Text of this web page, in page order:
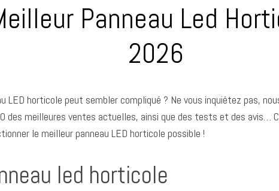
Panneau Led
2026
horticole peut sembler compliqué ? Ne vous inquiétez pas,
des meilleures ventes actuelles, ainsi que des tests et des avis…
le meilleur panneau LED horticole possible !
led horticole